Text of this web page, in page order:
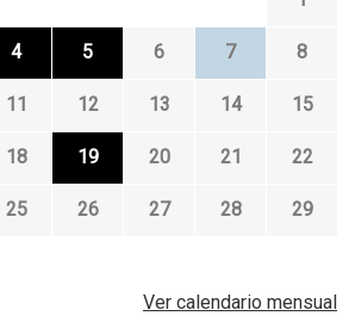
4 5 6 7 8
11 12 13 14 15
18 19 20 21 22
25 26 27 28 29
Ver calendario mensual